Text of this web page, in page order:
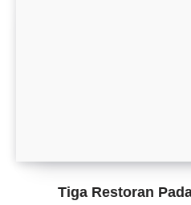
Tiga Restoran